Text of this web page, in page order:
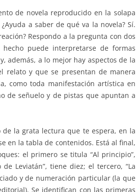
de novela reproducido en la solapa
a saber de qué va la novela? Sí.
Respondo a la pregunta con dos
puede interpretarse de formas
además, a lo mejor hay aspectos de la
relato y que se presentan de manera
como toda manifestación artística en
de señuelo y de pistas que apuntan a
de la grata lectura que te espera, en la
en la tabla de contenidos. Está al final,
el primero se titula “Al principio”,
Leviatán”, tiene diez; el tercero, “La
y de numeración particular (la que
Se identifican con las primeras